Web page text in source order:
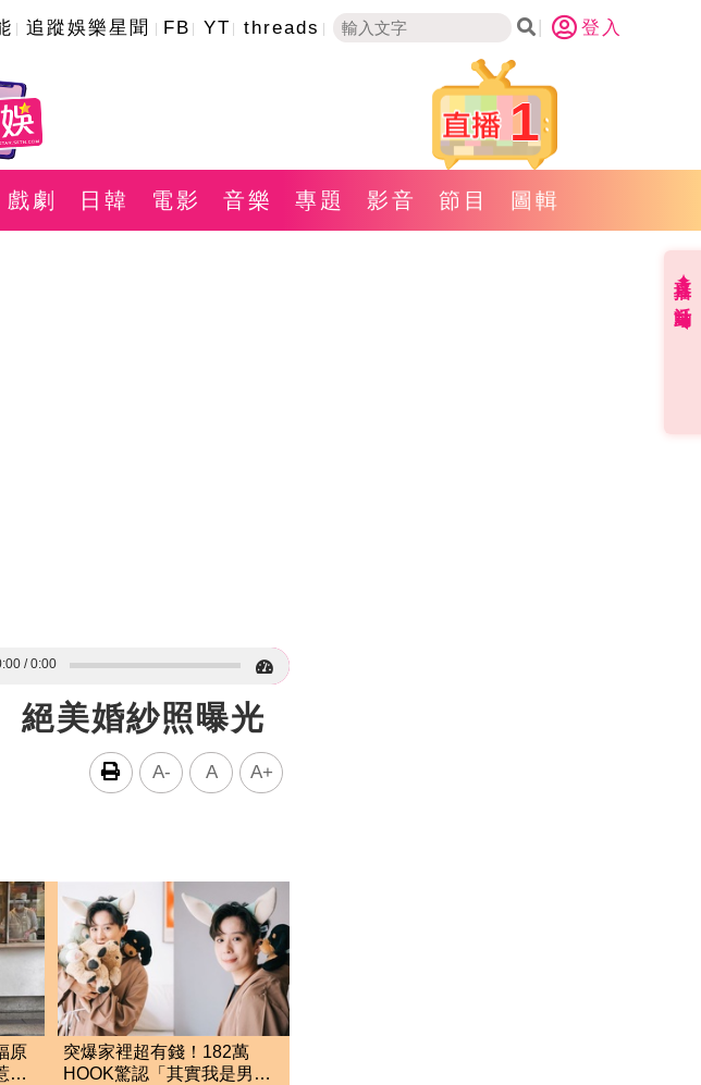
追蹤娛樂星聞 FB YT threads 登入
1
戲劇 日韓 電影 音樂 專題 影音 節目 圖輯
0:00
絕美婚紗照曝光
A- A A+
原
怒
突爆家裡超有錢！182萬
HOOK驚認「其實我是男
直播✦活動